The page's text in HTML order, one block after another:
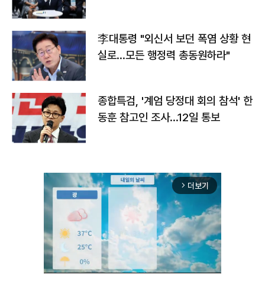
李대통령 "외신서 보던 폭염 상황 현
실로…모든 행정력 총동원하라"
종합특검, '계엄 당정대 회의 참석' 한
동훈 참고인 조사...12일 통보
arrow_forward_ios 더보기